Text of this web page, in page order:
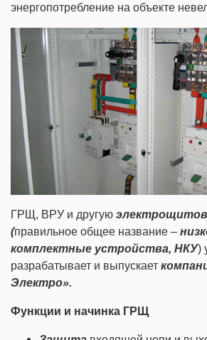
энергопотребление на объекте
ГРЩ, ВРУ и другую
(правильное общее название –
комплектные устройства, НКУ)
разрабатывает и выпускает
Электро».
Функции и начинка ГРЩ